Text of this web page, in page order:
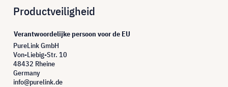
Productveiligheid
Verantwoordelijke persoon voor de EU
PureLink GmbH
Von-Liebig-Str. 10
48432 Rheine
Germany
info@purelink.de